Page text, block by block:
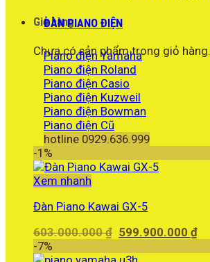
Giỏ hàng
Chưa có sản phẩm trong giỏ hàng.
ĐÀN PIANO ĐIỆN
Piano điện Yamaha
Piano điện Roland
Piano điện Casio
Piano điện Kuzweil
Piano điện Bowman
Piano điện Cũ
hotline 0929.636.999
-1%
Xem nhanh
Đàn Piano Kawai GX-5
603.000.000₫ Giá
là:
599.900.000₫Giá
-7%